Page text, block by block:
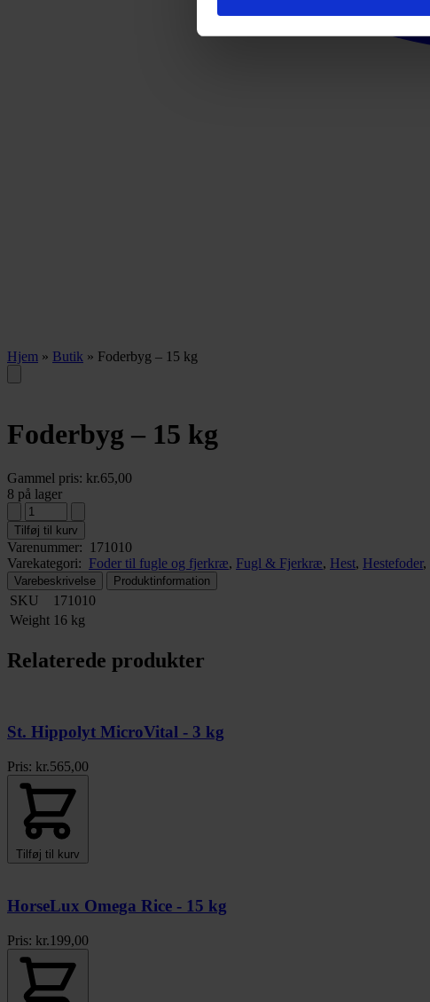
Hjem » Butik » Foderbyg – 15 kg
Foderbyg – 15 kg
Gammel pris: kr.65,00
8 på lager
Tilføj til kurv
Varenummer:
171010
Varekategori: Foder til fugle og fjerkræ, Fugl & Fjerkræ, Hest, Hestefoder,
Varebeskrivelse Produktinformation
SKU
171010
Weight 16 kg
Relaterede produkter
St. Hippolyt MicroVital - 3 kg
Pris: kr.565,00
Tilføj til kurv
HorseLux Omega Rice - 15 kg
Pris: kr.199,00